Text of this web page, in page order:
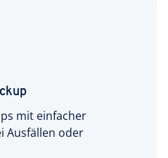
mit einfacher
Ausfällen oder